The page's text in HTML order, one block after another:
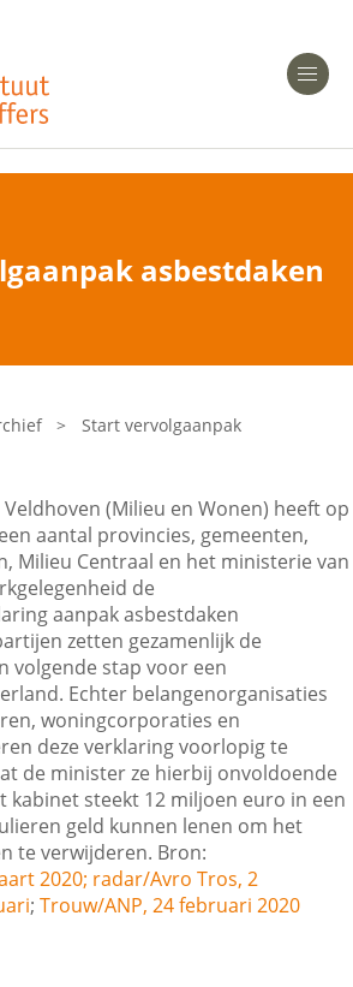
vragen
asbestdaken
>
Start vervolgaanpak
(Milieu en Wonen) heeft op
aantal provincies, gemeenten,
Milieu Centraal en het ministerie van
de
aanpak asbestdaken
zetten gezamenlijk de
volgende stap voor een
Echter belangenorganisaties
woningcorporaties en
deze verklaring voorlopig te
de minister ze hierbij onvoldoende
kabinet steekt 12 miljoen euro in een
geld kunnen lenen om het
te verwijderen. Bron:
2020; radar/Avro Tros, 2
; Trouw/ANP, 24 februari 2020